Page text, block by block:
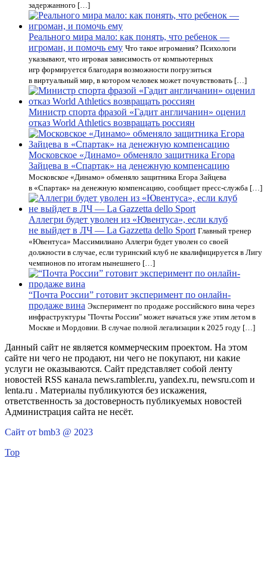
задержанного […]
Реального мира мало: как понять, что ребенок —
игроман, и помочь ему Что такое игромания? Психологи
указывают, что игровая зависимость от компьютерных
игр формируется благодаря возможности погрузиться
в виртуальный мир, в котором человек может почувствовать […]
Министр спорта фразой «Гадит англичанин» оценил
отказ World Athletics возвращать россиян
Московское «Динамо» обменяло защитника Егора
Зайцева в «Спартак» на денежную компенсацию
Московское «Динамо» обменяло защитника Егора Зайцева
в «Спартак» на денежную компенсацию, сообщает пресс-служба […]
Аллегри будет уволен из «Ювентуса», если клуб
не выйдет в ЛЧ — La Gazzetta dello Sport Главный тренер
«Ювентуса» Массимилиано Аллегри будет уволен со своей
должности в случае, если туринский клуб не квалифицируется в Лигу
чемпионов по итогам нынешнего […]
“Почта России” готовит эксперимент по онлайн-
продаже вина Эксперимент по продаже российского вина через
инфраструктуры "Почты России" может начаться уже этим летом в
Москве и Мордовии. В случае полной легализации к 2025 году […]
Данный сайт не является коммерческим проектом. На этом
сайте ни чего не продают, ни чего не покупают, ни какие
услуги не оказываются. Сайт представляет собой ленту
новостей RSS канала news.rambler.ru, yandex.ru, newsru.com и
lenta.ru . Материалы публикуются без искажения,
ответственность за достоверность публикуемых новостей
Администрация сайта не несёт.
Сайт от bmb3 @ 2023
Top